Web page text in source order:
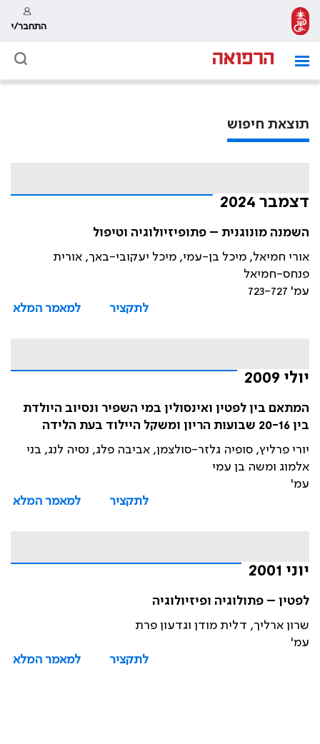
התחבר/י
תוצאת חיפוש
דצמבר 2024
השמנה מונוגנית – פתופיזיולוגיה וטיפול
אורי חמיאל, מיכל בן-עמי, מיכל יעקובי-באך, אורית
פנחס-חמיאל
עמ' 723-727
לתקציר
למאמר המלא
יולי 2009
המתאם בין לפטין ואינסולין במי השפיר ונסיוב היולדת
בין 20-16 שבועות הריון ומשקל היילוד בעת הלידה
יורי פרליץ, סופיה גלזר-סולצמן, אביבה פלג, נסיה לנג, בני
אלמוג ומשה בן עמי
עמ'
לתקציר
למאמר המלא
יוני 2001
לפטין – פתולוגיה ופיזיולוגיה
שרון ארליך, דלית מודן וגדעון פרת
עמ'
לתקציר
למאמר המלא